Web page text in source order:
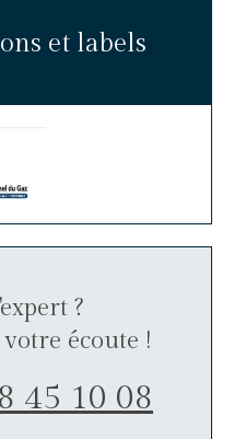
et labels
?
écoute !
45 10 08